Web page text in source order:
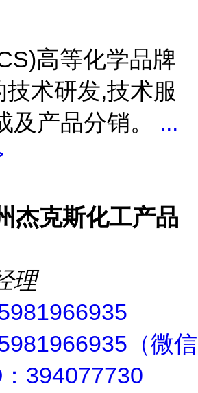
高等化学品牌
术研发,技术服
及产品分销。 ...
杰克斯化工产品
理
（微信
394077730